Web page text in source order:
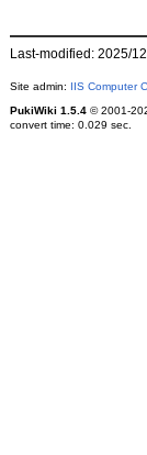
Last-modified: 2025/
Site admin: IIS Computer
PukiWiki 1.5.4© 2001-
convert time: 0.029 sec.